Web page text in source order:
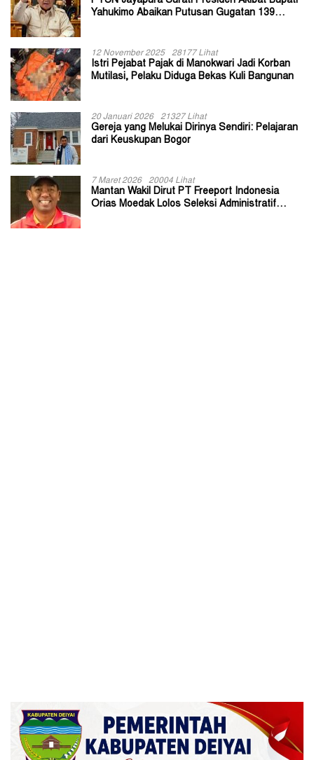
Yahukimo Abaikan Putusan Gugatan 139
12 November 2025 28177 Lihat
Istri Pejabat Pajak di Manokwari Jadi Korban
Mutilasi, Pelaku Diduga Bekas Kuli Bangunan
20 Januari 2026 21327 Lihat
Gereja yang Melukai Dirinya Sendiri: Pelajaran
dari Keuskupan Bogor
7 Maret 2026 20004 Lihat
Mantan Wakil Dirut PT Freeport Indonesia
Orias Moedak Lolos Seleksi Administratif